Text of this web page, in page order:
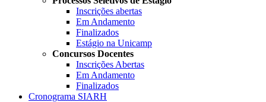
Inscrições abertas
Em Andamento
Finalizados
Estágio na Unicamp
Concursos Docentes
Inscrições Abertas
Em Andamento
Finalizados
Cronograma SIARH